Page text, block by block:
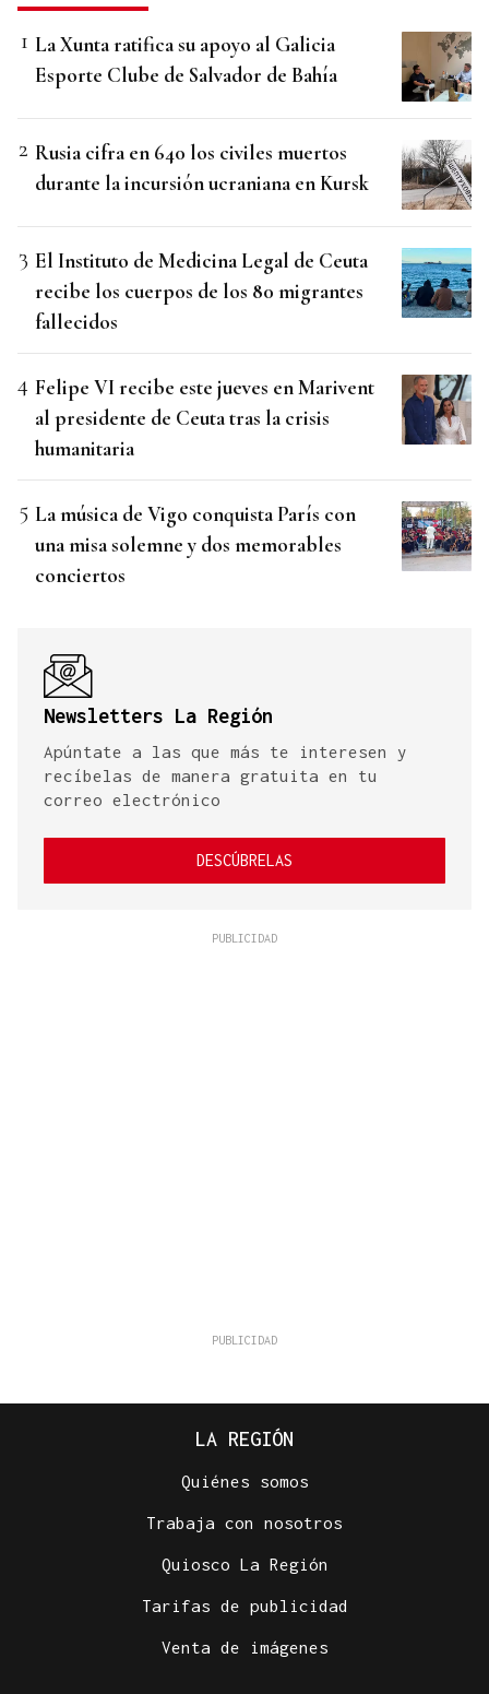
La Xunta ratifica su apoyo al Galicia
Esporte Clube de Salvador de Bahía
Rusia cifra en 640 los civiles muertos
durante la incursión ucraniana en Kursk
El Instituto de Medicina Legal de Ceuta
recibe los cuerpos de los 80 migrantes
fallecidos
Felipe VI recibe este jueves en Marivent
al presidente de Ceuta tras la crisis
humanitaria
La música de Vigo conquista París con
una misa solemne y dos memorables
conciertos
Newsletters La Región
Apúntate a las que más te interesen y
recíbelas de manera gratuita en tu
correo electrónico
DESCÚBRELAS
LA REGIÓN
Quiénes somos
Trabaja con nosotros
Quiosco La Región
Tarifas de publicidad
Venta de imágenes